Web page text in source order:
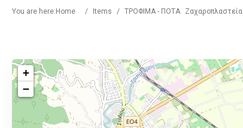
You are here: Home / Items / ΤΡΟΦΙΜΑ - ΠΟΤΑ Ζαχαροπλαστεία
+
−